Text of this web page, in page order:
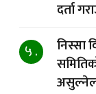
दर्ता
५ .
निस्सा